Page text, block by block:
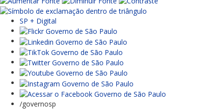
SP + Digital
/governosp